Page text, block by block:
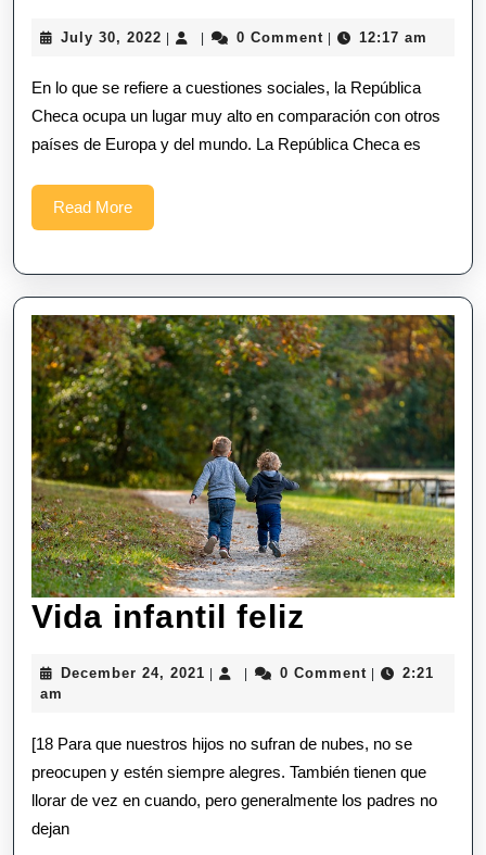
un
buen
momento
tener
July 30, 2022 July
| | 0 Comment | 12:17 am
En lo que se refiere a cuestiones sociales, la República
Checa ocupa un lugar muy alto en comparación con otros
países de Europa y del mundo. La República Checa es
Read MoreRead
More
Vida infantil feliz
December 24, 2021 December
| | 0 Comment |
2:21
am
[18 Para que nuestros hijos no sufran de nubes, no se
preocupen y estén siempre alegres. También tienen que
llorar de vez en cuando, pero generalmente los padres no
dejan